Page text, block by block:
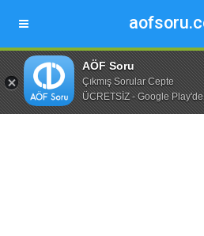
AÖF Soru
Çıkmış Sorular Cepte
ÜCRETSİZ - Google Play'de